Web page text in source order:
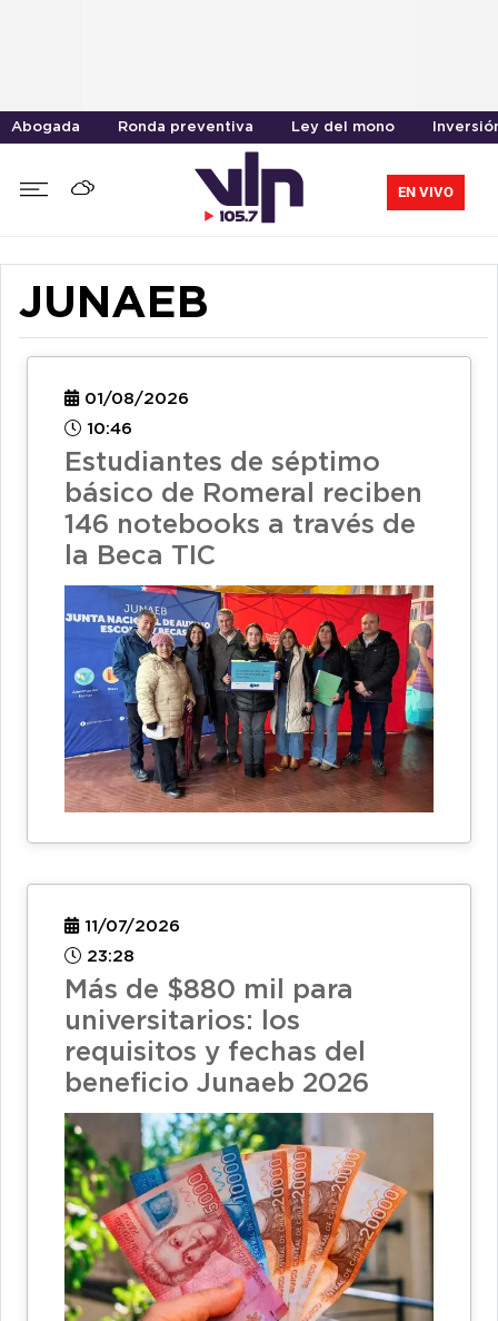
Abogada Ronda preventiva Ley del mono
EN VIVO
JUNAEB
01/08/2026
10:46
Estudiantes de séptimo
básico de Romeral reciben
146 notebooks a través de
la Beca TIC
11/07/2026
23:28
Más de $880 mil para
universitarios: los
requisitos y fechas del
beneficio Junaeb 2026